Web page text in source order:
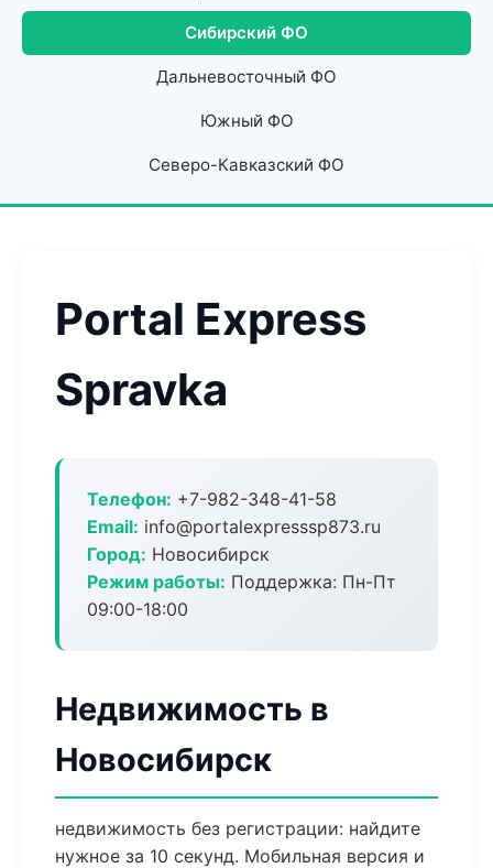
Сибирский ФО
Дальневосточный ФО
Южный ФО
Северо-Кавказский ФО
Portal Express
Spravka
Телефон: +7-982-348-41-58
Email: info@portalexpresssp873.ru
Город: Новосибирск
Режим работы: Поддержка: Пн-Пт
09:00-18:00
Недвижимость в
Новосибирск
недвижимость без регистрации: найдите
нужное за 10 секунд. Мобильная версия и